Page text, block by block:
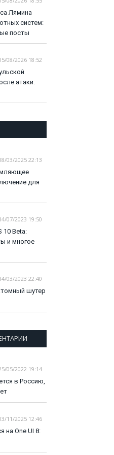
Лямина
систем:
посты
08/2026 18:52
атаки:
03/2025 22:13
для
07/2023 19:50
10 Beta:
и многое
03/2023 22:40
шутер
05/2022 19:14
в Россию,
11/2025 12:46
на One UI 8: